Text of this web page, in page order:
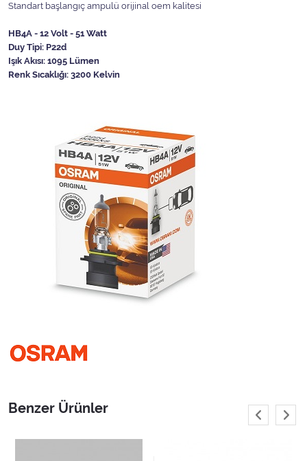
Standart başlangıç ampulü orijinal oem kalitesi
HB4A - 12 Volt - 51 Watt
Duy Tipi: P22d
Işık Akısı: 1095 Lümen
Renk Sıcaklığı: 3200 Kelvin
Benzer Ürünler